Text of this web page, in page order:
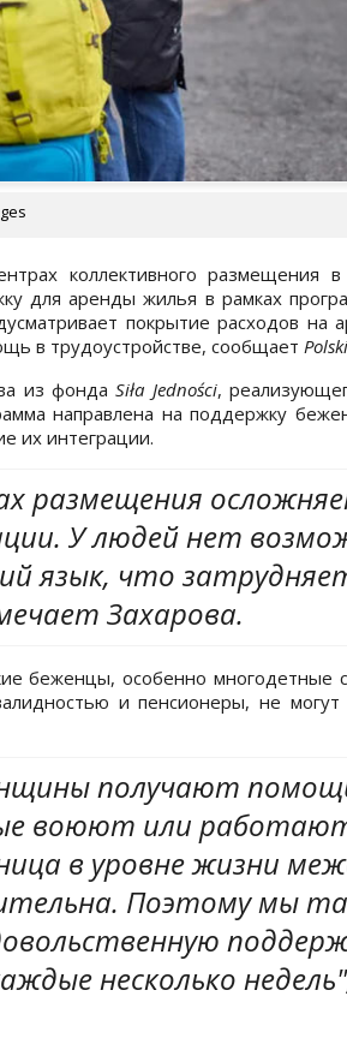
коллективного размещения
для аренды жилья в рамках
покрытие расходов на
в трудоустройстве, сообщает
из фондаSiła Jedności,
направлена на поддержку
их интеграции.
размещения
У людей нет
язык, что
Захарова.
беженцы, особенно многодетные
и пенсионеры, не могут
получают
воюют или
в уровне жизни
Поэтому мы
несколько